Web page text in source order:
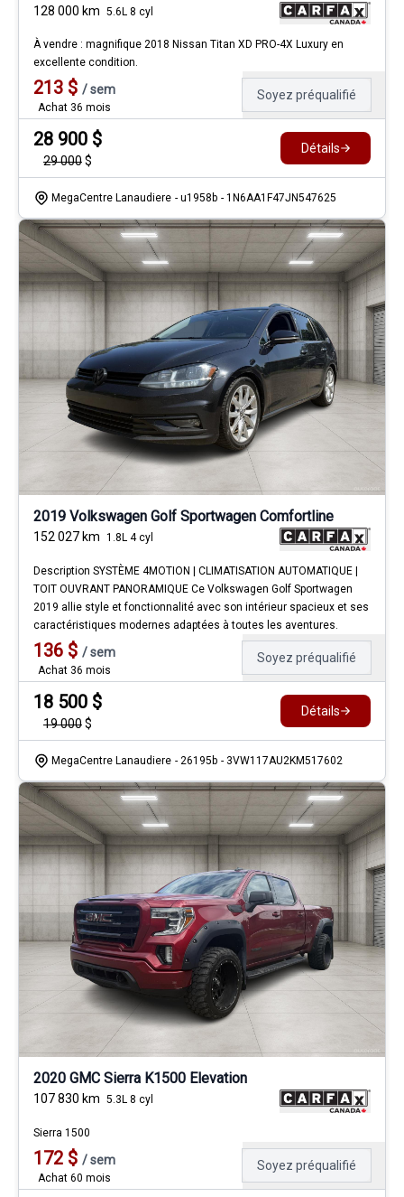
128 000 km 5.6L 8 cyl
À vendre : magnifique 2018 Nissan Titan XD PRO-4X Luxury en
excellente condition.
213 $ /sem
Achat 36 mois
Soyez préqualifié
28 900 $
29 000$
Détails
MegaCentre Lanaudiere - u1958b - 1N6AA1F47JN547625
2019 Volkswagen Golf Sportwagen Comfortline
152 027 km 1.8L 4 cyl
Description SYSTÈME 4MOTION | CLIMATISATION AUTOMATIQUE |
TOIT OUVRANT PANORAMIQUE Ce Volkswagen Golf Sportwagen
2019 allie style et fonctionnalité avec son intérieur spacieux et ses
caractéristiques modernes adaptées à toutes les aventures.
136 $ /sem
Achat 36 mois
Soyez préqualifié
18 500 $
19 000$
Détails
MegaCentre Lanaudiere - 26195b - 3VW117AU2KM517602
2020 GMC Sierra K1500 Elevation
107 830 km 5.3L 8 cyl
Sierra 1500
172 $ /sem
Achat 60 mois
Soyez préqualifié